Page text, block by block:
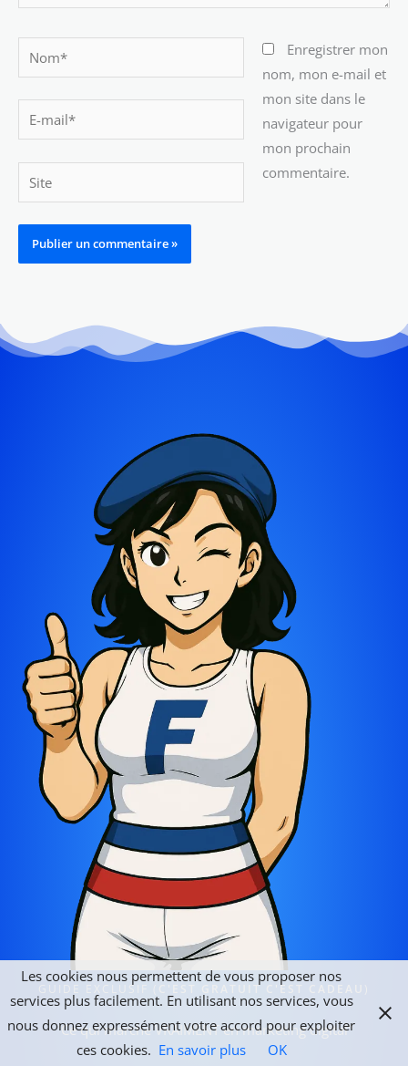
mail*
Enregistrer mon
nom, mon e-mail et
mon site dans le
navigateur pour
mon prochain
commentaire.
GUIDE EXCLUSIF ( C'EST GRATUIT C'EST CADEAU
"Ce qui marche VRAIMENT en marketing digital"
Les cookies nous permettent de vous proposer nos
services plus facilement. En utilisant nos services, vous
nous donnez expressément votre accord pour exploiter
ces cookies. En savoir plus OK